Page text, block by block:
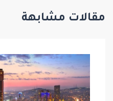
مقالات مشابهة